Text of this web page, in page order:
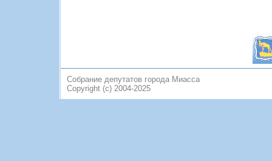
Собрание депутатов города Миасса
Copyright (c) 2004-2025